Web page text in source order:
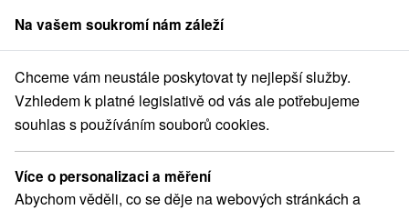
člen skupinySorger
Pobyty na Slovensku Relaxační pobyty Južné Slovensko
Relaxační pobyty Južné Slovensko
Kategorie
Na vašem soukromí nám záleží
Chceme vám neustále poskytovat ty nejlepší služby.
Vzhledem k platné legislativě od vás ale potřebujeme
souhlas s používáním souborů cookies.
Více o personalizaci a měření
Abychom věděli, co se děje na webových stránkách a